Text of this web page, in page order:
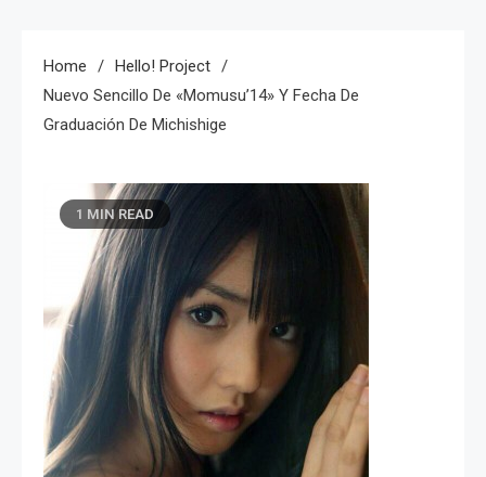
Home
Hello! Project
Nuevo Sencillo De «Momusu’14» Y Fecha De
Graduación De Michishige
1 MIN READ